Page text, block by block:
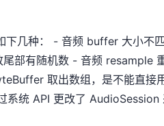
下几种： - 音频 buffer 大小不
部有随机数 - 音频 resample
取出数组，是不能直接
系统 API 更改了 AudioSession